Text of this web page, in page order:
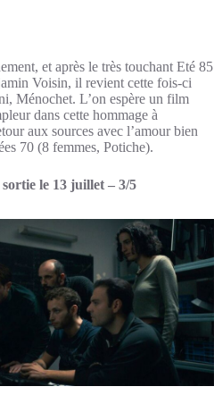
et après le très touchant Eté 85
Voisin, il revient cette fois-ci
Ménochet. L’on espère un film
dans cette hommage à
aux sources avec l’amour bien
70 (8 femmes, Potiche).
le 13 juillet – 3/5